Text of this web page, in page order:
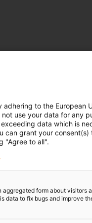
N
to the European
not use your data for any
data which is
can grant your
"Agree to all".
aggregated form about visitors
data to fix bugs and improve